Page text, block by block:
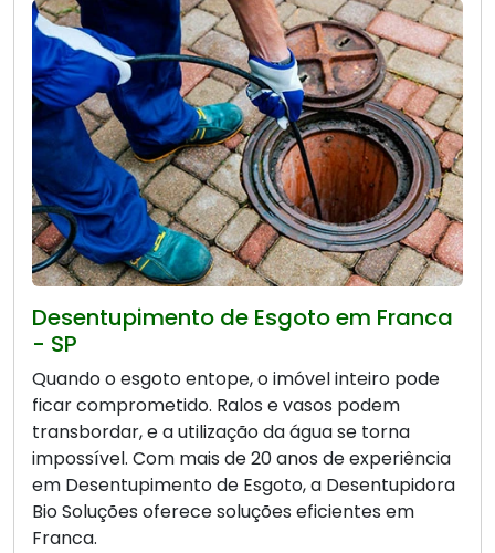
Desentupimento de Esgoto em Franca
- SP
Quando o esgoto entope, o imóvel inteiro pode
ficar comprometido. Ralos e vasos podem
transbordar, e a utilização da água se torna
impossível. Com mais de 20 anos de experiência
em Desentupimento de Esgoto, a Desentupidora
Bio Soluções oferece soluções eficientes em
Franca.